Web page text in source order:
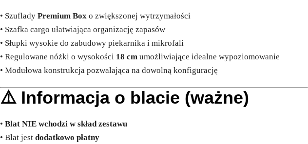
• SzufladyPremium Box o zwiększonej wytrzymałości
• Szafka cargo ułatwiająca organizację zapasów
• Słupki wysokie do zabudowy piekarnika i mikrofali
• Regulowane nóżki o wysokości 18 cm umożliwiające idealne wypoziomowanie
• Modułowa konstrukcja pozwalająca na dowolną konfigurację
⚠️ Informacja o blacie (ważne)
•Blat NIE wchodzi w skład zestawu
• Blat jestdodatkowo płatny